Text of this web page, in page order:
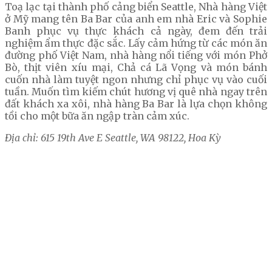
Toạ lạc tại thành phố cảng biển Seattle, Nhà hàng Việt
ở Mỹ mang tên Ba Bar của anh em nhà Eric và Sophie
Banh phục vụ thực khách cả ngày, đem đến trải
nghiệm ẩm thực đặc sắc. Lấy cảm hứng từ các món ăn
đường phố Việt Nam, nhà hàng nổi tiếng với món Phở
Bò, thịt viên xíu mại, Chả cá Lã Vọng và món bánh
cuốn nhà làm tuyệt ngon nhưng chỉ phục vụ vào cuối
tuần. Muốn tìm kiếm chút hương vị quê nhà ngay trên
đất khách xa xôi, nhà hàng Ba Bar là lựa chọn không
tồi cho một bữa ăn ngập tràn cảm xúc.
Địa chỉ: 615 19th Ave E Seattle, WA 98122, Hoa Kỳ